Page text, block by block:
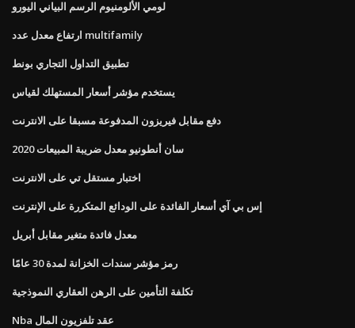
لومي الألومنيوم الرسم البياني اليورو
ارتفاع معدل عدد multifamily
تطبيق التداول التجاري بونط
يستخدم مؤشر أسعار المستهلك لقياس
دفع مقابل فيريزون المدفوعة مسبقا على الانترنت
سان أنطونيو معدل ضريبة المبيعات 2020
اختبار مستقل تي على الانترنت
إس بي آي أسعار الفائدة على الودائع المتكررة على الإنترنت
معدل فائدة متغير مقابل أبريل
رمز مؤشر سندات الخزانة لمدة 30 عامًا
تكلفة التأمين على الرهن العقاري النموذجية
Nba عقد تلفزيون المال